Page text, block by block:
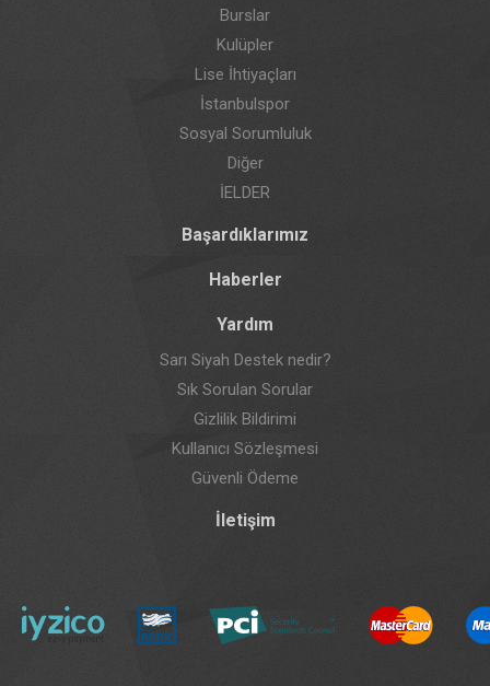
Burslar
Kulüpler
Lise İhtiyaçları
İstanbulspor
Sosyal Sorumluluk
Diğer
İELDER
Başardıklarımız
Haberler
Yardım
Sarı Siyah Destek nedir?
Sık Sorulan Sorular
Gizlilik Bildirimi
Kullanıcı Sözleşmesi
Güvenli Ödeme
İletişim